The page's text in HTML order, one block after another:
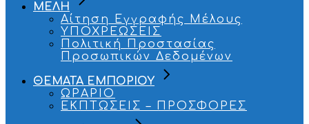
ΜΕΛΗ
Αίτηση Εγγραφής Μέλους
ΥΠΟΧΡΕΩΣΕΙΣ
Πολιτική Προστασίας
Προσωπικών Δεδομένων
ΘΕΜΑΤΑ ΕΜΠΟΡΙΟΥ
ΩΡΑΡΙΟ
ΕΚΠΤΩΣΕΙΣ – ΠΡΟΣΦΟΡΕΣ